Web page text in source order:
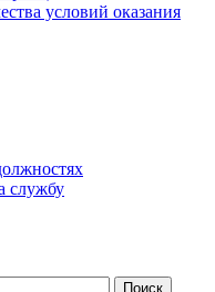
условий оказания
службу